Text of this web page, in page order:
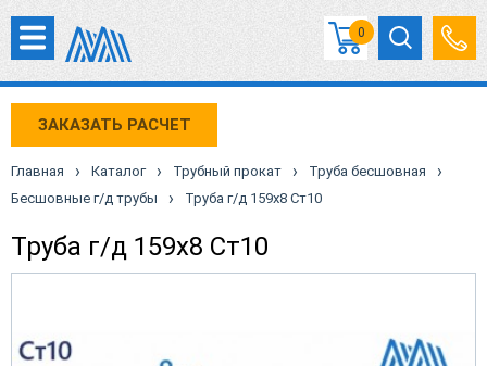
0
ЗАКАЗАТЬ РАСЧЕТ
Главная › Каталог › Трубный прокат › Труба бесшовная ›
Бесшовные г/д трубы › Труба г/д 159х8 Ст10
Труба г/д 159х8 Ст10